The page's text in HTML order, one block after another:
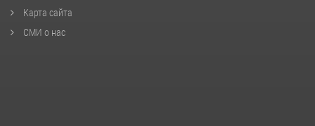
Карта сайта
СМИ о нас